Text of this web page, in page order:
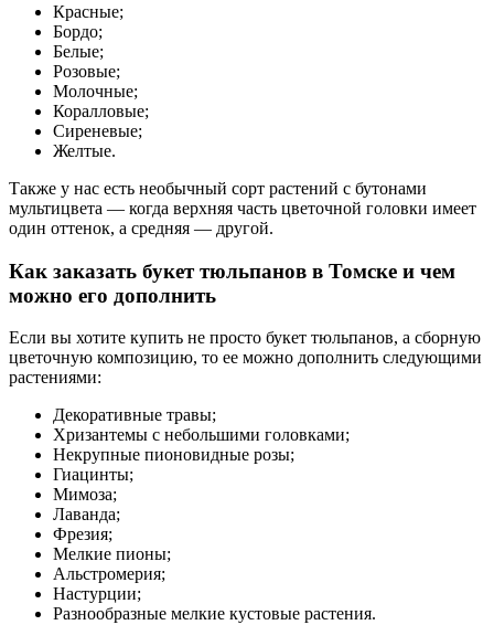
Красные;
Бордо;
Белые;
Розовые;
Молочные;
Коралловые;
Сиреневые;
Желтые.
Также у нас есть необычный сорт растений с бутонами
мультицвета — когда верхняя часть цветочной головки имеет
один оттенок, а средняя — другой.
Как заказать букет тюльпанов в Томске и чем
можно его дополнить
Если вы хотите купить не просто букет тюльпанов, а сборную
цветочную композицию, то ее можно дополнить следующими
растениями:
Декоративные травы;
Хризантемы с небольшими головками;
Некрупные пионовидные розы;
Гиацинты;
Мимоза;
Лаванда;
Фрезия;
Мелкие пионы;
Альстромерия;
Настурции;
Разнообразные мелкие кустовые растения.